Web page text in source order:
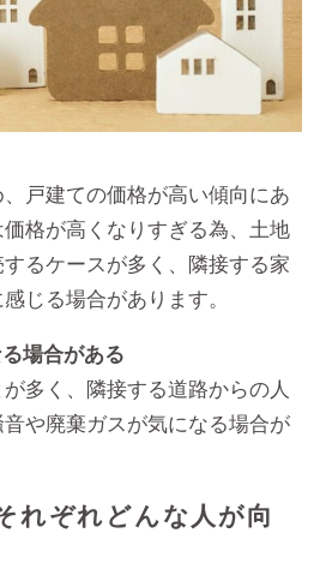
戸建ての価格が高い傾向にあ
格が高くなりすぎる為、土地
るケースが多く、隣接する家
じる場合があります。
場合がある
多く、隣接する道路からの人
や廃棄ガスが気になる場合が
れぞれどんな人が向